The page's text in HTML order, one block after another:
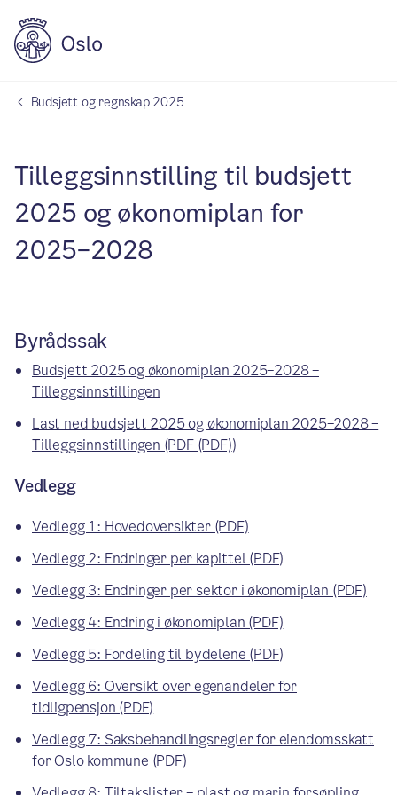
Budsjett og regnskap 2025
Tilleggsinnstilling til budsjett
2025 og økonomiplan for
2025–2028
Byrådssak
Budsjett 2025 og økonomiplan 2025–2028 –
Tilleggsinnstillingen
Last ned budsjett 2025 og økonomiplan 2025–2028 –
Tilleggsinnstillingen (PDF (PDF))
Vedlegg
Vedlegg 1: Hovedoversikter (PDF)
Vedlegg 2: Endringer per kapittel (PDF)
Vedlegg 3: Endringer per sektor i økonomiplan (PDF)
Vedlegg 4: Endring i økonomiplan (PDF)
Vedlegg 5: Fordeling til bydelene (PDF)
Vedlegg 6: Oversikt over egenandeler for
tidligpensjon (PDF)
Vedlegg 7: Saksbehandlingsregler for eiendomsskatt
for Oslo kommune (PDF)